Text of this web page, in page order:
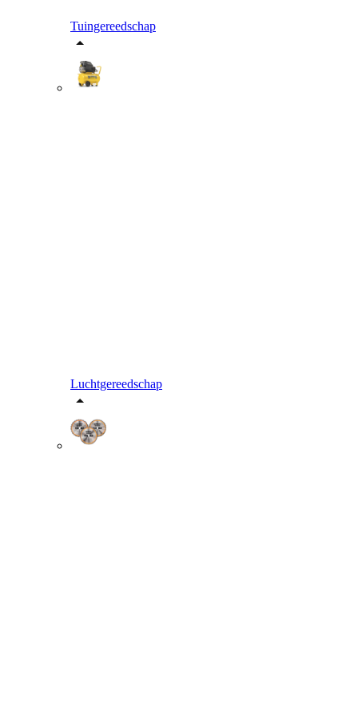
Tuingereedschap
Luchtgereedschap